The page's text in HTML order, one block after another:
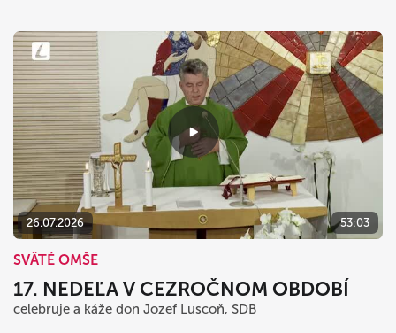
26.07.2026 53:03
SVÄTÉ OMŠE
17. NEDEĽA V CEZROČNOM OBDOBÍ
celebruje a káže don Jozef Luscoň, SDB